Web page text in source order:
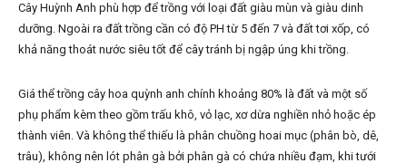
Cây Huỳnh Anh phù hợp để trồng với loại đất giàu mùn và giàu dinh
dưỡng. Ngoài ra đất trồng cần có độ PH từ 5 đến 7 và đất tơi xốp, có
khả năng thoát nước siêu tốt để cây tránh bị ngập úng khi trồng.
Giá thể trồng cây hoa quỳnh anh chính khoảng 80% là đất và một số
phụ phẩm kèm theo gồm trấu khô, vỏ lạc, xơ dừa nghiền nhỏ hoặc ép
thành viên. Và không thể thiếu là phân chuồng hoai mục (phân bò, dê,
trâu), không nên lót phân gà bởi phân gà có chứa nhiều đạm, khi tưới